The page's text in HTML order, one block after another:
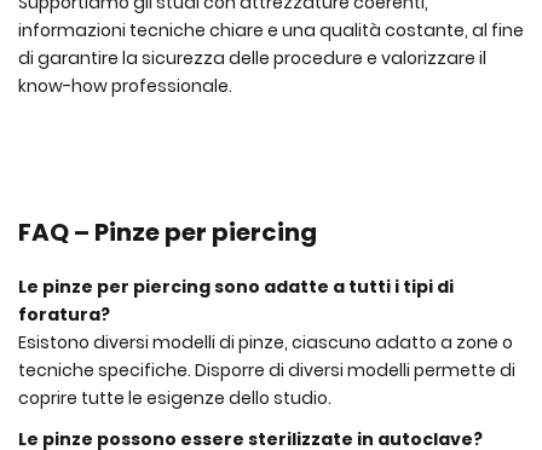
informazioni tecniche chiare e una qualità costante, al fine
di garantire la sicurezza delle procedure e valorizzare il
know-how professionale.
FAQ – Pinze per piercing
Le pinze per piercing sono adatte a tutti i tipi di
foratura?
Esistono diversi modelli di pinze, ciascuno adatto a zone o
tecniche specifiche. Disporre di diversi modelli permette di
coprire tutte le esigenze dello studio.
Le pinze possono essere sterilizzate in autoclave?